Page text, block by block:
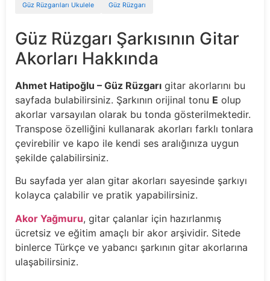
Güz Rüzgarıları Ukulele Güz Rüzgarı
Güz Rüzgarı Şarkısının Gitar
Akorları Hakkında
Ahmet Hatipoğlu – Güz Rüzgarı gitar akorlarını bu
sayfada bulabilirsiniz. Şarkının orijinal tonu E olup
akorlar varsayılan olarak bu tonda gösterilmektedir.
Transpose özelliğini kullanarak akorları farklı tonlara
çevirebilir ve kapo ile kendi ses aralığınıza uygun
şekilde çalabilirsiniz.
Bu sayfada yer alan gitar akorları sayesinde şarkıyı
kolayca çalabilir ve pratik yapabilirsiniz.
Akor Yağmuru, gitar çalanlar için hazırlanmış
ücretsiz ve eğitim amaçlı bir akor arşividir. Sitede
binlerce Türkçe ve yabancı şarkının gitar akorlarına
ulaşabilirsiniz.